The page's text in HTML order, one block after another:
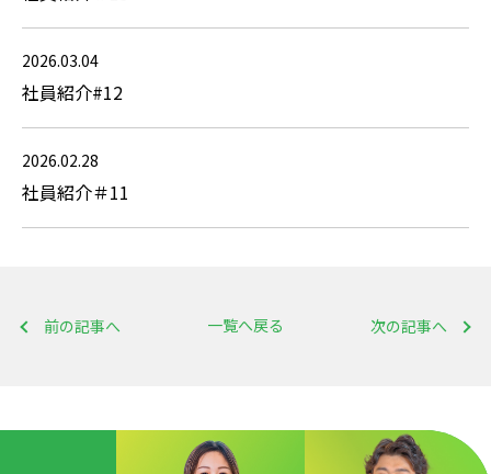
2026.03.04
社員紹介#12
2026.02.28
社員紹介＃11
前の記事へ 次の記事へ
一覧へ戻る